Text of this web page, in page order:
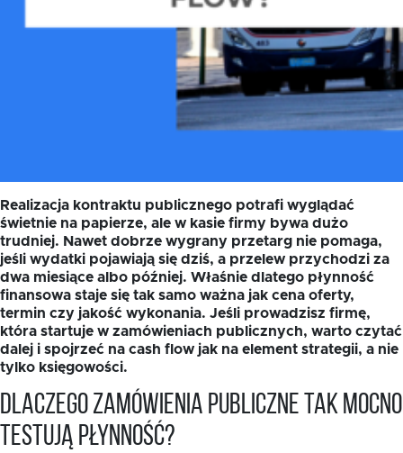
Realizacja kontraktu publicznego potrafi wyglądać
świetnie na papierze, ale w kasie firmy bywa dużo
trudniej. Nawet dobrze wygrany przetarg nie pomaga,
jeśli wydatki pojawiają się dziś, a przelew przychodzi za
dwa miesiące albo później. Właśnie dlatego płynność
finansowa staje się tak samo ważna jak cena oferty,
termin czy jakość wykonania. Jeśli prowadzisz firmę,
która startuje w zamówieniach publicznych, warto czytać
dalej i spojrzeć na cash flow jak na element strategii, a nie
tylko księgowości.
Dlaczego zamówienia publiczne tak mocno
testują płynność?